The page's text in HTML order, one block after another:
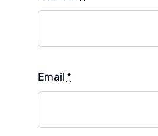
Email *